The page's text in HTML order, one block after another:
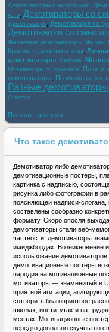
Демотиваторы с животными
котэ
Демотиваторы со
Демотивация Демотивация по
Демотивация со
Жизненые демотиваторы Жизнь
Красивые демотиваторы
демотиваторы
Любовь
Мотиваторы со смыслом
демотиваторы
Позитивные
Разные демотиваторы
Счастье
Показать все теги
Что такое
Демотиватор либо
демотивационные постеры,
картинка с надписью,
рисунка либо фотографии в
поясняющей надписи-слогана,
составлены сообразно
формату. Скоро опосля
демотиваторы стали веб-
частности, демотиваторы
имиджбордах. Возникновение и
использование
демотивационные постеры
пародия на мотивационные
мотиваторы — знаменитый в
приятной агитации,
сотворить благоприятное
школах, институтах и на
местах. Мотивационные
нередко довольно скучны по